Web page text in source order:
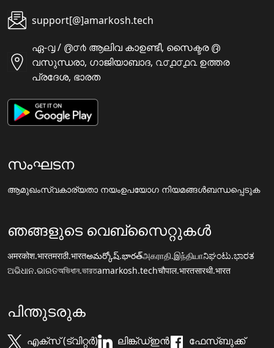
support[@]amarkosh.tech
ഏ-൮ / ൫൦൪ ആലിവ കാഉണ്ടീ, സൈക്ടര ൫
വസുന്ധരാ, ഗാജിയാബാദ, ൨൦൧൦൧൨ ഉത്തര
പ്രദേശ, ഭാരത
സംഘടന
ആമുഖംസ്വകാര്യതാ നയംഉപയോഗ നിയമങ്ങൾബന്ധപ്പെടുക
ഞങ്ങളുടെ വെബ്സൈറ്റുകൾ
अमरकोश.भारतमराठी.भारतఅమర్కోష్.భారత్அகராதி.இந்தியாನಿಘಂಟು.ಭಾರತ
ଅଭିଧାନ.ଭାରତঅভিধান.ভারতamarkosh.techचौपाल.भारतसारथी.भारत
പിന്തുടരുക
എക്സ് (ട്വിറ്റർ) ലിങ്ക്ഡ്ഇൻ ഫേസ്ബുക്ക്